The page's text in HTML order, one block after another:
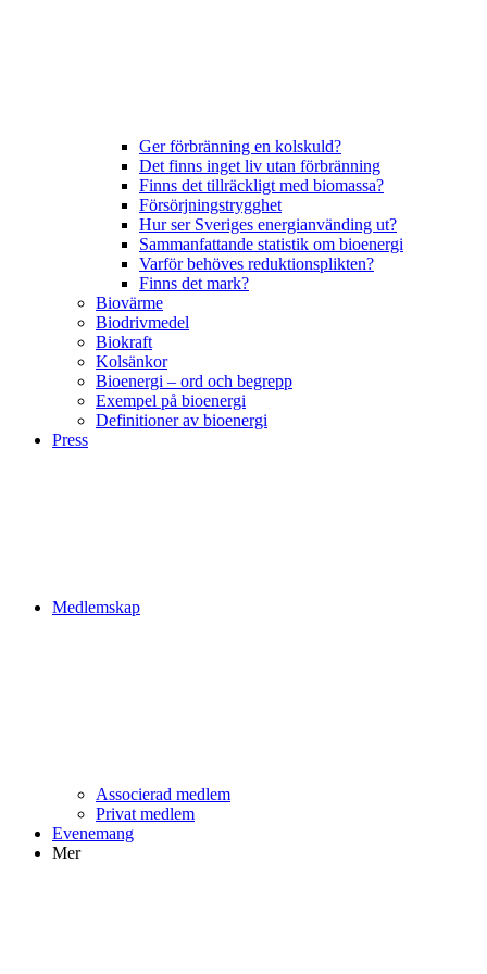
Ger förbränning en kolskuld?
Det finns inget liv utan förbränning
Finns det tillräckligt med biomassa?
Försörjningstrygghet
Hur ser Sveriges energianvänding ut?
Sammanfattande statistik om bioenergi
Varför behöves reduktionsplikten?
Finns det mark?
Biovärme
Biodrivmedel
Biokraft
Kolsänkor
Bioenergi – ord och begrepp
Exempel på bioenergi
Definitioner av bioenergi
Press
Medlemskap
Associerad medlem
Privat medlem
Evenemang
Mer